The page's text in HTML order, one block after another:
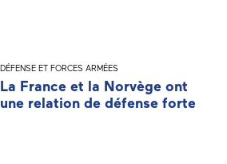
DÉFENSE ET FORCES ARMÉES
La France et la Norvège ont
une relation de défense forte